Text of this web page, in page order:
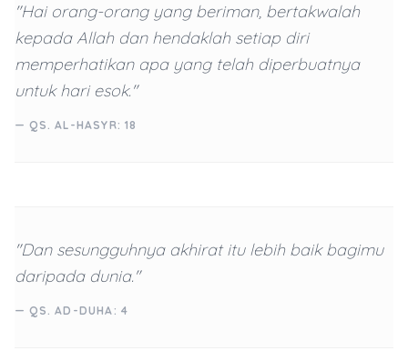
"Hai orang-orang yang beriman, bertakwalah
kepada Allah dan hendaklah setiap diri
memperhatikan apa yang telah diperbuatnya
untuk hari esok."
— QS. AL-HASYR: 18
"Dan sesungguhnya akhirat itu lebih baik bagimu
daripada dunia."
— QS. AD-DUHA: 4